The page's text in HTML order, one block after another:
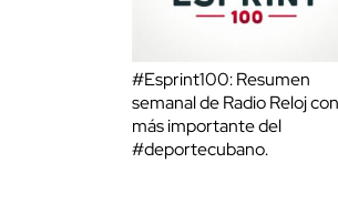
#Esprint100: Resumen
semanal de Radio Reloj
más importante del
#deportecubano.